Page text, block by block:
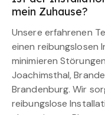
mein Zuhause?
Unsere erfahrenen
einen reibungslosen
minimieren
Joachimsthal,
Brandenburg. Wir
reibungslose